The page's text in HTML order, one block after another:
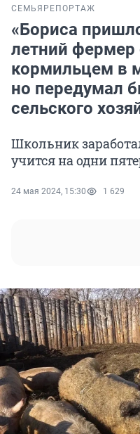
СЕМЬЯ РЕПОРТАЖ
«Бориса
летний фермер
кормильцем в
но передумал
сельского
Школьник
учится на одни
24 мая 2024, 15:30 1 629